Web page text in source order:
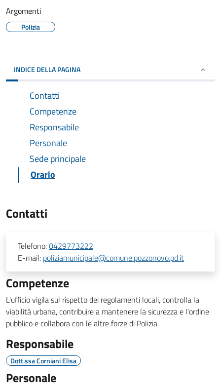
Argomenti
Polizia
INDICE DELLA PAGINA
Contatti
Competenze
Responsabile
Personale
Sede principale
Orario
Contatti
Telefono:0429773222
E-mail: poliziamunicipale@comune.pozzonovo.pd.it
Competenze
L'ufficio vigila sul rispetto dei regolamenti locali, controlla la
viabilità urbana, contribuire a mantenere la sicurezza e l'ordine
pubblico e collabora con le altre forze di Polizia.
Responsabile
Dott.ssa Corniani Elisa
Personale